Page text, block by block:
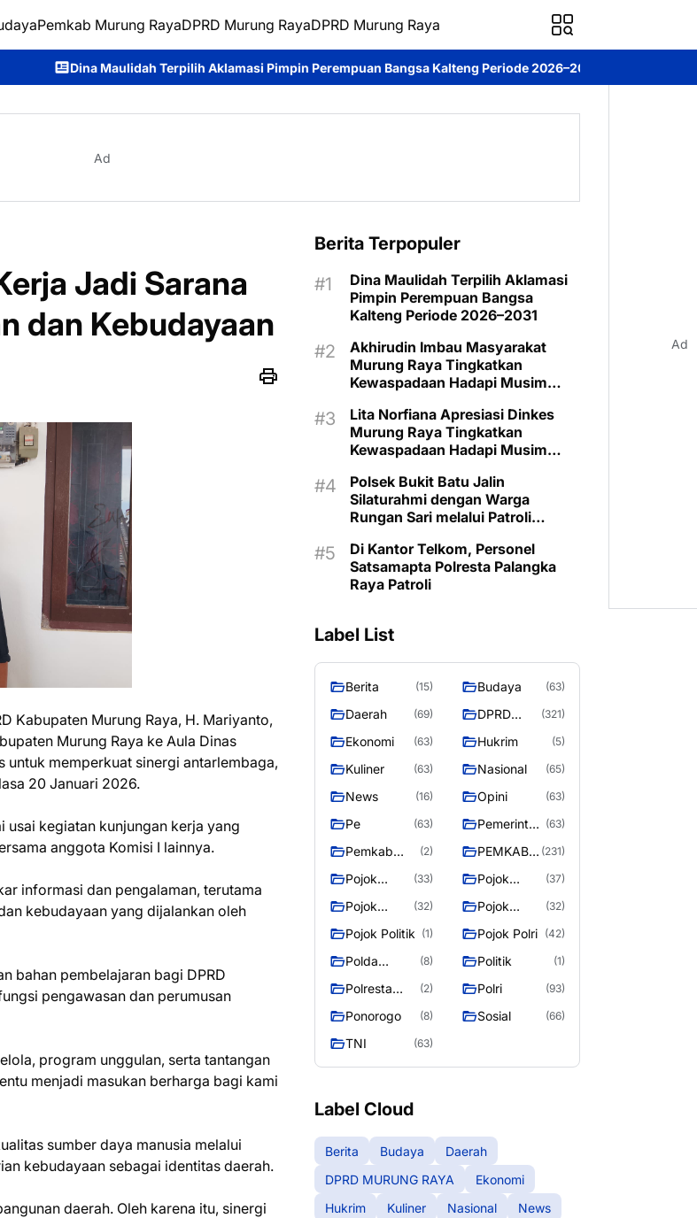
Pemkab Murung RayaDPRD Murung RayaDPRD Murung Raya
Terpilih Aklamasi Pimpin Perempuan Bangsa Kalteng Periode 2026–2031 DPRD Murung Raya Studi Komparasi
Ad
Jadi Sarana
dan Kebudayaan
Kabupaten Murung Raya, H. Mariyanto,
Murung Raya ke Aula Dinas
untuk memperkuat sinergi antarlembaga,
20 Januari 2026.
kegiatan kunjungan kerja yang
anggota Komisi I lainnya.
informasi dan pengalaman, terutama
kebudayaan yang dijalankan oleh
bahan pembelajaran bagi DPRD
pengawasan dan perumusan
program unggulan, serta tantangan
menjadi masukan berharga bagi kami
sumber daya manusia melalui
kebudayaan sebagai identitas daerah.
daerah. Oleh karena itu, sinergi
Berita Terpopuler
Dina Maulidah Terpilih Aklamasi
Pimpin Perempuan Bangsa
Kalteng Periode 2026–2031
Akhirudin Imbau Masyarakat
Murung Raya Tingkatkan
Kewaspadaan Hadapi Musim
Lita Norfiana Apresiasi Dinkes
Murung Raya Tingkatkan
Kewaspadaan Hadapi Musim
Polsek Bukit Batu Jalin
Silaturahmi dengan Warga
Rungan Sari melalui Patroli
Di Kantor Telkom, Personel
Satsamapta Polresta Palangka
Raya Patroli
Label List
Berita (15) Budaya (63)
Daerah (69)
DPRD
RAYA
(321)
Ekonomi (63) Hukrim (5)
Kuliner (63) Nasional (65)
News (16) Opini (63)
Pe (63)
Pemerintah (63)
Pemkab
Raya
(2)
PEMKAB
RAYA
(231)
Pojok
(33)
Pojok
(37)
Pojok
(32)
Pojok
(32)
Pojok Politik (1) Pojok Polri (42)
Polda
Tengah
(8) Politik (1)
Polresta
Raya
(2) Polri (93)
Ponorogo (8) Sosial (66)
TNI (63)
Label Cloud
Berita Budaya
Daerah
DPRD MURUNG RAYA
Ekonomi
Hukrim
Kuliner Nasional
News
Ad